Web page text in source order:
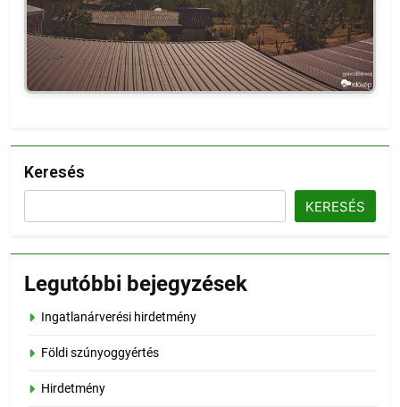
Keresés
KERESÉS
Legutóbbi bejegyzések
Ingatlanárverési hirdetmény
Földi szúnyoggyértés
Hirdetmény